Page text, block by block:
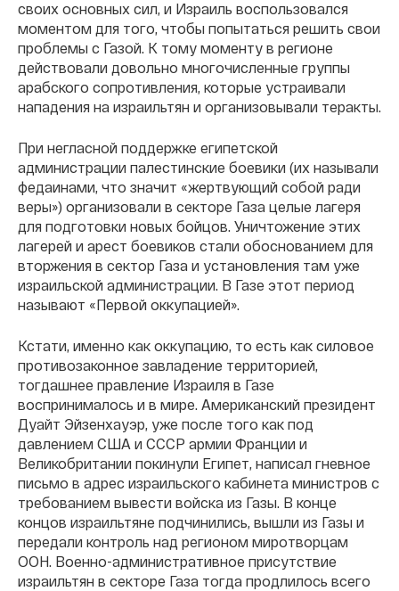
своих основных сил, и Израиль воспользовался
моментом для того, чтобы попытаться решить свои
проблемы с Газой. К тому моменту в регионе
действовали довольно многочисленные группы
арабского сопротивления, которые устраивали
нападения на израильтян и организовывали теракты.
При негласной поддержке египетской
администрации палестинские боевики (их называли
федаинами, что значит «жертвующий собой ради
веры») организовали в секторе Газа целые лагеря
для подготовки новых бойцов. Уничтожение этих
лагерей и арест боевиков стали обоснованием для
вторжения в сектор Газа и установления там уже
израильской администрации. В Газе этот период
называют «Первой оккупацией».
Кстати, именно как оккупацию, то есть как силовое
противозаконное завладение территорией,
тогдашнее правление Израиля в Газе
воспринималось и в мире. Американский президент
Дуайт Эйзенхауэр, уже после того как под
давлением США и СССР армии Франции и
Великобритании покинули Египет, написал гневное
письмо в адрес израильского кабинета министров с
требованием вывести войска из Газы. В конце
концов израильтяне подчинились, вышли из Газы и
передали контроль над регионом миротворцам
ООН. Военно-административное присутствие
израильтян в секторе Газа тогда продлилось всего